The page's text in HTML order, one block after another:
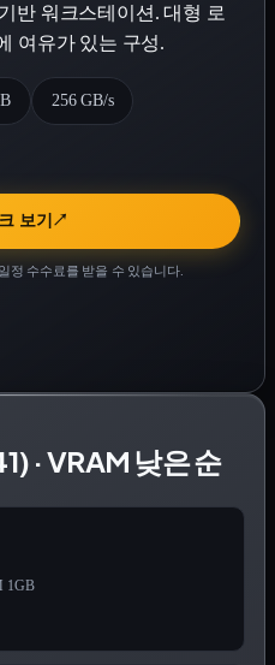
반 워크스테이션. 대형 로
여유가 있는 구성.
256 GB/s
보기 ↗
정 수수료를 받을 수 있습니다.
· VRAM 낮은 순
1GB